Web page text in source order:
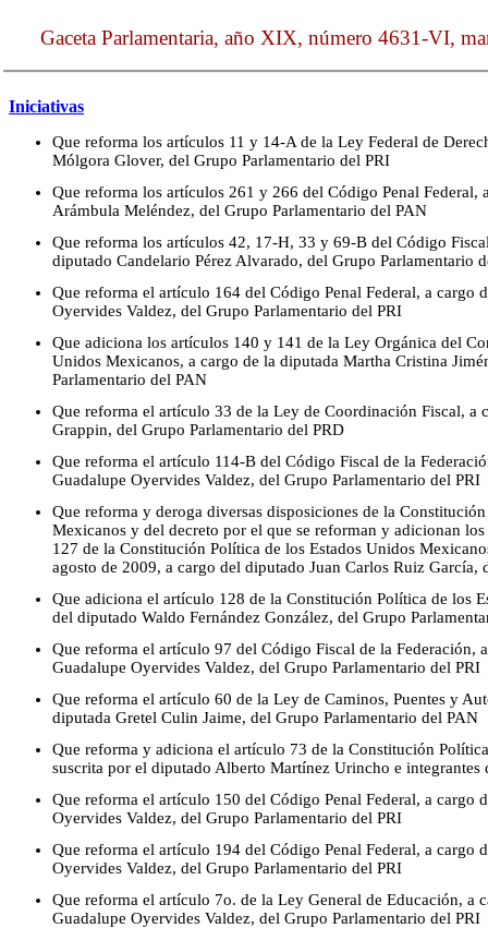
Gaceta Parlamentaria, año XIX, número 4631-VI,
Iniciativas
Que reforma los artículos 11 y 14-A de la Ley Federal de
Mólgora Glover, del Grupo Parlamentario del PRI
Que reforma los artículos 261 y 266 del Código Penal Federal,
Arámbula Meléndez, del Grupo Parlamentario del PAN
Que reforma los artículos 42, 17-H, 33 y 69-B del Código
diputado Candelario Pérez Alvarado, del Grupo Parlamentario
Que reforma el artículo 164 del Código Penal Federal, a cargo
Oyervides Valdez, del Grupo Parlamentario del PRI
Que adiciona los artículos 140 y 141 de la Ley Orgánica del
Unidos Mexicanos, a cargo de la diputada Martha Cristina
Parlamentario del PAN
Que reforma el artículo 33 de la Ley de Coordinación Fiscal, a
Grappin, del Grupo Parlamentario del PRD
Que reforma el artículo 114-B del Código Fiscal de la
Guadalupe Oyervides Valdez, del Grupo Parlamentario del PRI
Que reforma y deroga diversas disposiciones de la
Mexicanos y del decreto por el que se reforman y adicionan
127 de la Constitución Política de los Estados Unidos
agosto de 2009, a cargo del diputado Juan Carlos Ruiz García,
Que adiciona el artículo 128 de la Constitución Política de los
del diputado Waldo Fernández González, del Grupo
Que reforma el artículo 97 del Código Fiscal de la Federación,
Guadalupe Oyervides Valdez, del Grupo Parlamentario del PRI
Que reforma el artículo 60 de la Ley de Caminos, Puentes y
diputada Gretel Culin Jaime, del Grupo Parlamentario del PAN
Que reforma y adiciona el artículo 73 de la Constitución
suscrita por el diputado Alberto Martínez Urincho e integrantes
Que reforma el artículo 150 del Código Penal Federal, a cargo
Oyervides Valdez, del Grupo Parlamentario del PRI
Que reforma el artículo 194 del Código Penal Federal, a cargo
Oyervides Valdez, del Grupo Parlamentario del PRI
Que reforma el artículo 7o. de la Ley General de Educación, a
Guadalupe Oyervides Valdez, del Grupo Parlamentario del PRI